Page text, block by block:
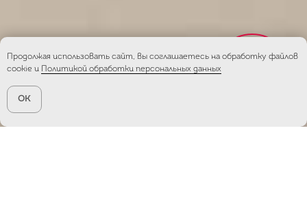
Продолжая использовать сайт, вы соглашаетесь на обработку файлов
cookie и
Политикой обработки персональных данных
OK
Онлайн-